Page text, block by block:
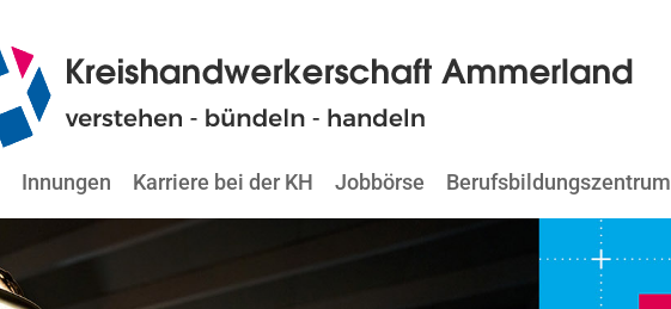
Innungen Karriere bei der KH Jobbörse Berufsbildungszentrum